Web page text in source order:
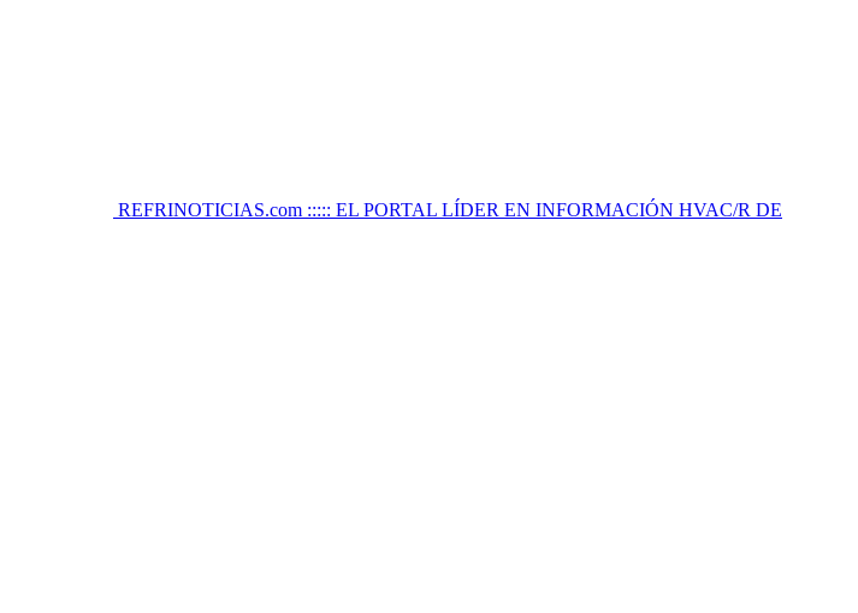
REFRINOTICIAS.com ::::: EL PORTAL LÍDER EN INFORMACIÓN HVAC/R DE